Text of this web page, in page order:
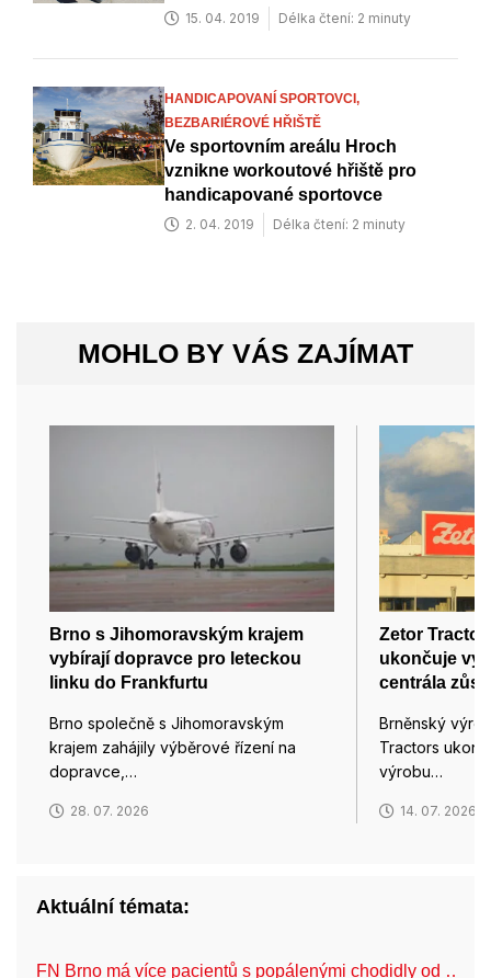
15. 04. 2019 Délka čtení: 2 minuty
HANDICAPOVANÍ SPORTOVCI,
BEZBARIÉROVÉ HŘIŠTĚ
Ve sportovním areálu Hroch
vznikne workoutové hřiště pro
handicapované sportovce
2. 04. 2019 Délka čtení: 2 minuty
MOHLO BY VÁS ZAJÍMAT
Brno s Jihomoravským krajem
vybírají dopravce pro leteckou
linku do Frankfurtu
Brno společně s Jihomoravským
krajem zahájily výběrové řízení na
dopravce,…
28. 07. 2026
Zetor
ukončuje
centrála
Brněnský
Tractors
výrobu…
14. 07. 2026
Aktuální témata:
FN Brno má více pacientů s popálenými chodidly od …